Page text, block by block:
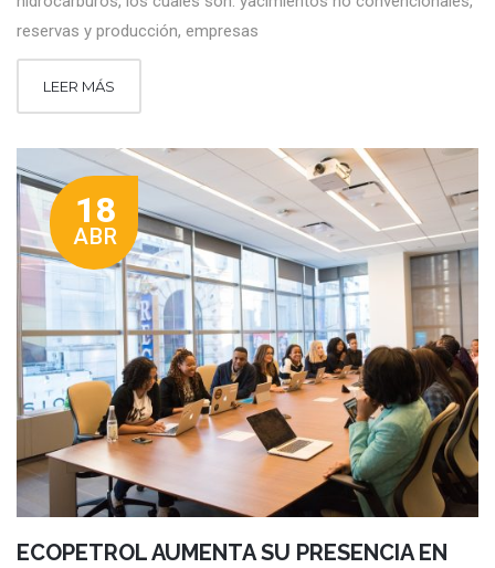
reservas y producción, empresas
LEER MÁS
18
ABR
ECOPETROL AUMENTA SU PRESENCIA EN